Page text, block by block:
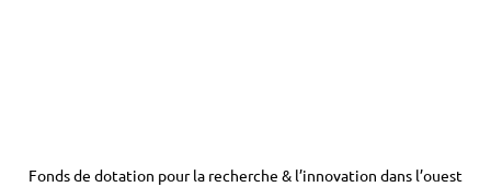
Fonds de dotation pour la recherche & l’innovation dans l’ouest